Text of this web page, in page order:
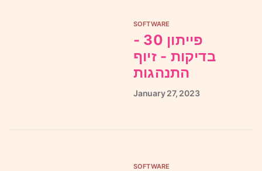
SOFTWARE
פייתון 30 -
בדיקות - זיוף
התנהגות
January27, 2023
SOFTWARE